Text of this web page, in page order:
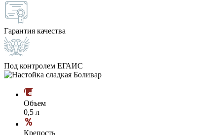
Гарантия качества
Под контролем ЕГАИС
Объем
0,5 л
Крепость